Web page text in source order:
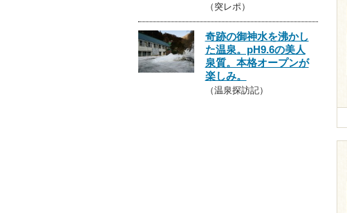
（突レポ）
奇跡の御神水を沸かし
た温泉。pH9.6の美人
泉質。本格オープンが
楽しみ。
（温泉探訪記）